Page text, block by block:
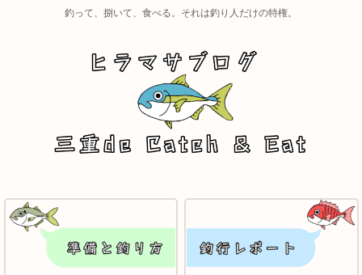
釣って、捌いて、食べる。それは釣り人だけの特権。